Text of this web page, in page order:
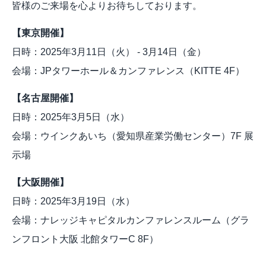
皆様のご来場を心よりお待ちしております。
【東京開催】
日時：2025年3月11日（火） - 3月14日（金）
会場：JPタワーホール＆カンファレンス（KITTE 4F）
【名古屋開催】
日時：2025年3月5日（水）
会場：ウインクあいち（愛知県産業労働センター）7F 展
示場
【大阪開催】
日時：2025年3月19日（水）
会場：ナレッジキャピタルカンファレンスルーム（グラ
ンフロント大阪 北館タワーC 8F）